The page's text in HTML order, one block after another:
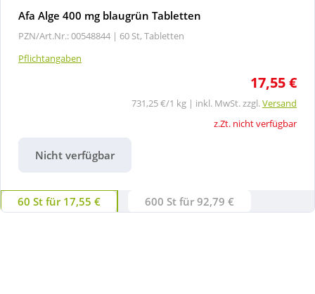
Afa Alge 400 mg blaugrün Tabletten
PZN/Art.Nr.: 00548844 | 60 St, Tabletten
Pflichtangaben
17,55 €
731,25 €/1 kg | inkl. MwSt. zzgl.Versand
z.Zt. nicht verfügbar
Nicht verfügbar
60 St für 17,55 € 600 St für 92,79 €